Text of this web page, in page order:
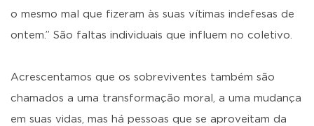
o mesmo mal que fizeram às suas vítimas indefesas de
ontem.” São faltas individuais que influem no coletivo.
Acrescentamos que os sobreviventes também são
chamados a uma transformação moral, a uma mudança
em suas vidas, mas há pessoas que se aproveitam da